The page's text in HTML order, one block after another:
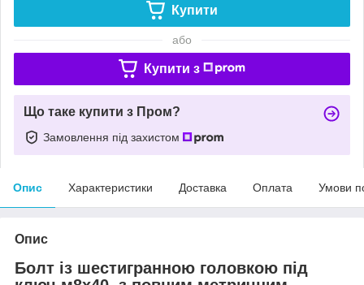
Купити
або
Купити з
Що таке купити з Пром?
Замовлення під захистом
Опис Характеристики Доставка Оплата Умови
Опис
Болт із шестигранною головкою під